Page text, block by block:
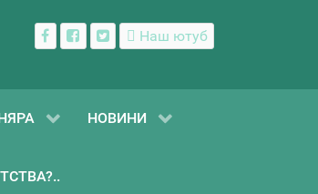
Наш ютуб
НОВИНИ